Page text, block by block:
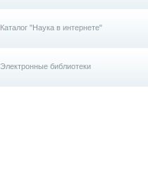
Каталог "Наука в интернете"
Электронные библиотеки